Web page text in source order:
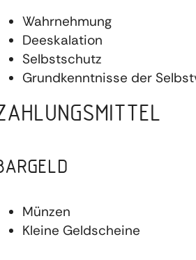
Wahrnehmung
Deeskalation
Selbstschutz
Grundkenntnisse der
Münzen
Kleine Geldscheine